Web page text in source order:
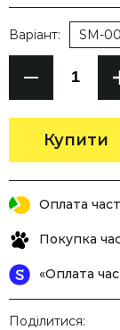
Купити
Варіант: SM-
Оплата
Покупка
«Оплата
Поділитися: